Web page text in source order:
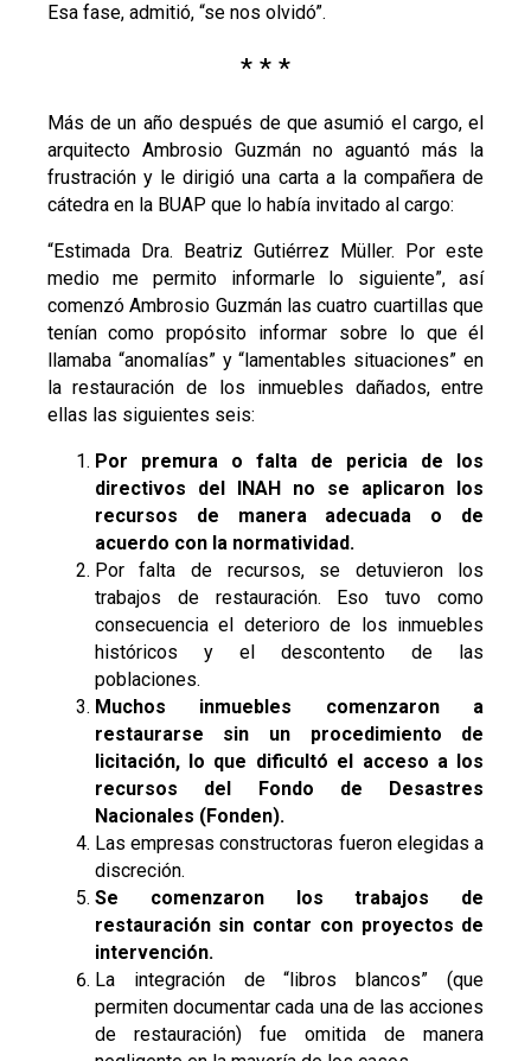
Esa fase, admitió, “se nos olvidó”.
* * *
Más de un año después de que asumió el cargo, el
arquitecto Ambrosio Guzmán no aguantó más la
frustración y le dirigió una carta a la compañera de
cátedra en la BUAP que lo había invitado al cargo:
“Estimada Dra. Beatriz Gutiérrez Müller. Por este
medio me permito informarle lo siguiente”, así
comenzó Ambrosio Guzmán las cuatro cuartillas que
tenían como propósito informar sobre lo que él
llamaba “anomalías” y “lamentables situaciones” en
la restauración de los inmuebles dañados, entre
ellas las siguientes seis:
Por premura o falta de pericia de los
directivos del INAH no se aplicaron los
recursos de manera adecuada o de
acuerdo con la normatividad.
Por falta de recursos, se detuvieron los
trabajos de restauración. Eso tuvo como
consecuencia el deterioro de los inmuebles
históricos y el descontento de las
poblaciones.
Muchos inmuebles comenzaron a
restaurarse sin un procedimiento de
licitación, lo que dificultó el acceso a los
recursos del Fondo de Desastres
Nacionales (Fonden).
Las empresas constructoras fueron elegidas a
discreción.
Se comenzaron los trabajos de
restauración sin contar con proyectos de
intervención.
La integración de “libros blancos” (que
permiten documentar cada una de las acciones
de restauración) fue omitida de manera